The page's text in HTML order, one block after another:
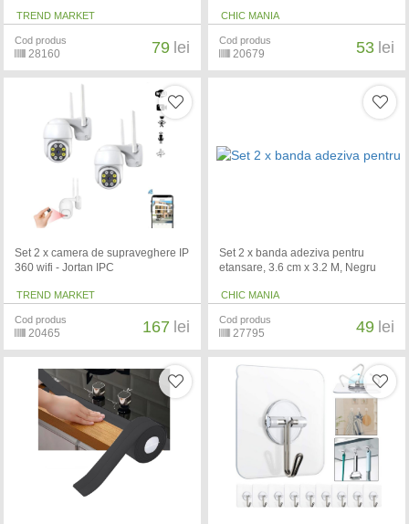
TREND MARKET
Cod produs
28160 79 lei
CHIC MANIA
Cod produs
20679 53 lei
Set 2 x camera de supraveghere IP
360 wifi - Jortan IPC
TREND MARKET
Cod produs
20465 167 lei
Set 2 x banda adeziva pentru
etansare, 3.6 cm x 3.2 M, Negru
CHIC MANIA
Cod produs
27795 49 lei